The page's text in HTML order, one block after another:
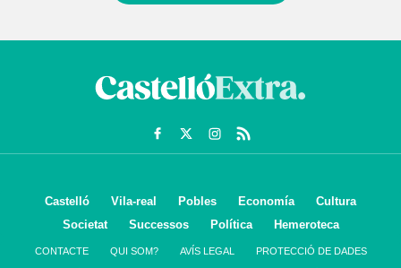
Castelló Vila-real Pobles Economía
Cultura
Societat
Successos Política Hemeroteca
CONTACTE QUI SOM? AVÍS LEGAL PROTECCIÓ DE DADES